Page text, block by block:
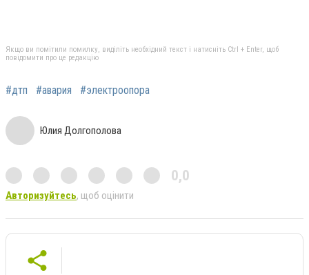
Якщо ви помітили помилку, виділіть необхідний текст і натисніть Ctrl + Enter, щоб
повідомити про це редакцію
#дтп #авария #электроопора
Юлия Долгополова
0,0
Авторизуйтесь, щоб оцінити